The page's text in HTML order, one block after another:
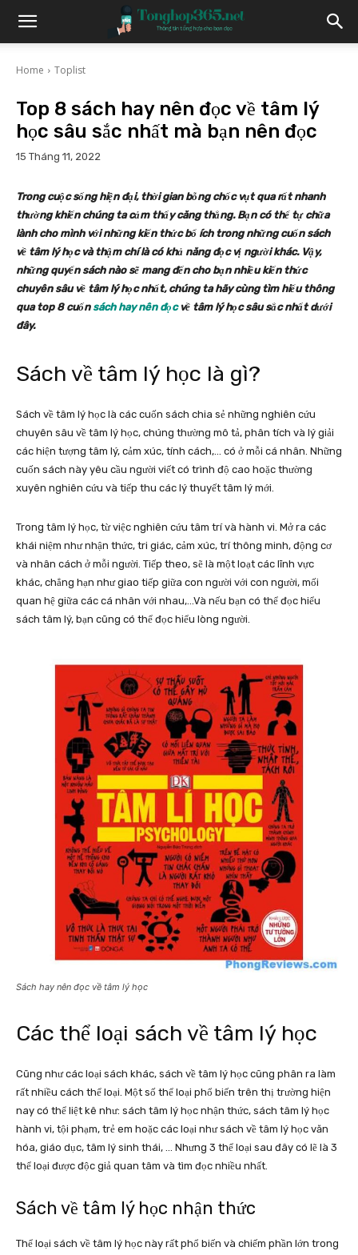
Home Toplist
Top 8 sách hay nên đọc về tâm lý
học sâu sắc nhất mà bạn nên đọc
15 Tháng 11, 2022
Trong cuộc sống hiện đại, thời gian bỗng chốc vụt qua rất nhanh
thường khiến chúng ta cảm thấy căng thẳng. Bạn có thể tự chữa
lành cho mình với những kiến thức bổ ích trong những cuốn sách
về tâm lý học và thậm chí là có khả năng đọc vị người khác. Vậy,
những quyển sách nào sẽ mang đến cho bạn nhiều kiến thức
chuyên sâu về tâm lý học nhất, chúng ta hãy cùng tìm hiểu thông
qua top 8 cuốn sách hay nên đọcvề tâm lý học sâu sắc nhất dưới
đây.
Sách về tâm lý học là gì?
Sách về tâm lý học là các cuốn sách chia sẻ những nghiên cứu
chuyên sâu về tâm lý học, chúng thường mô tả, phân tích và lý giải
các hiện tượng tâm lý, cảm xúc, tính cách,… có ở mỗi cá nhân. Những
cuốn sách này yêu cầu người viết có trình độ cao hoặc thường
xuyên nghiên cứu và tiếp thu các lý thuyết tâm lý mới.
Trong tâm lý học, từ việc nghiên cứu tâm trí và hành vi. Mở ra các
khái niệm như nhận thức, tri giác, cảm xúc, trí thông minh, động cơ
và nhân cách ở mỗi người. Tiếp theo, sẽ là một loạt các lĩnh vực
khác, chẳng hạn như giao tiếp giữa con người với con người, mối
quan hệ giữa các cá nhân với nhau,…Và nếu bạn có thể đọc hiểu
sách tâm lý, bạn cũng có thể đọc hiểu lòng người.
Sách hay nên đọc về tâm lý học
Các thể loại sách về tâm lý học
Cũng như các loại sách khác, sách về tâm lý học cũng phân ra làm
rất nhiều cách thể loại. Một số thể loại phổ biến trên thị trường hiện
nay có thể liệt kê như: sách tâm lý học nhận thức, sách tâm lý học
hành vi, tội phạm, trẻ em hoặc các loại như sách về tâm lý học văn
hóa, giáo dục, tâm lý sinh thái, … Nhưng 3 thể loại sau đây có lẽ là 3
thể loại được độc giả quan tâm và tìm đọc nhiều nhất.
Sách về tâm lý học nhận thức
Thể loại sách về tâm lý học này rất phổ biến và chiếm phần lớn trong